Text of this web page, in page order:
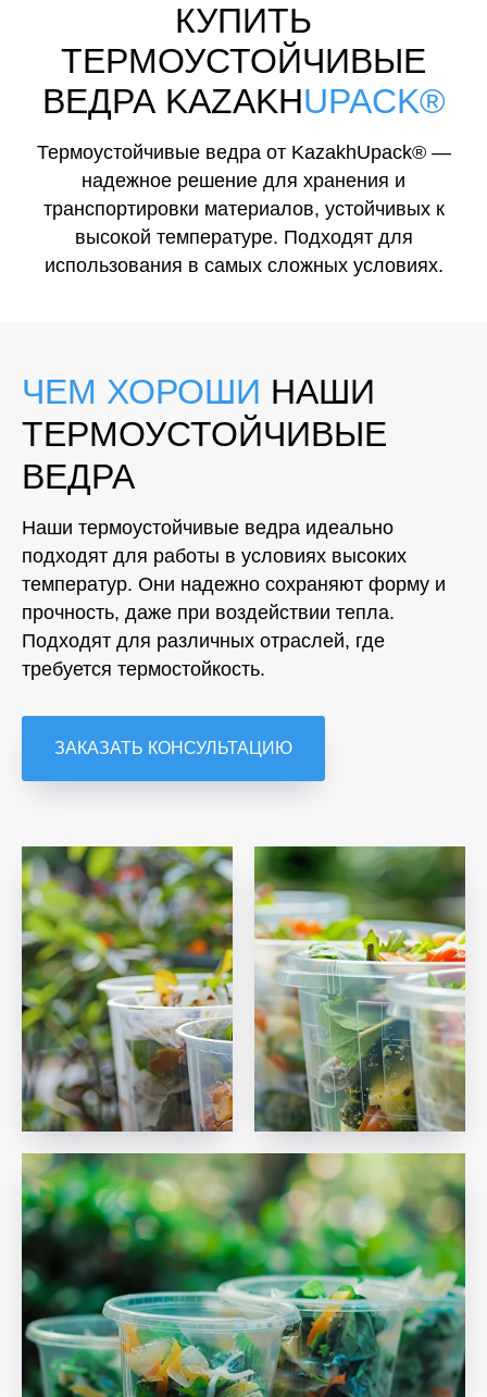
КУПИТЬ
ТЕРМОУСТОЙЧИВЫЕ
ВЕДРА KAZAKHUPACK®
Термоустойчивые ведра от KazakhUpack® —
надежное решение для хранения и
транспортировки материалов, устойчивых к
высокой температуре. Подходят для
использования в самых сложных условиях.
ЧЕМ ХОРОШИ НАШИ
ТЕРМОУСТОЙЧИВЫЕ
ВЕДРА
Наши термоустойчивые ведра идеально
подходят для работы в условиях высоких
температур. Они надежно сохраняют форму и
прочность, даже при воздействии тепла.
Подходят для различных отраслей, где
требуется термостойкость.
ЗАКАЗАТЬ КОНСУЛЬТАЦИЮ